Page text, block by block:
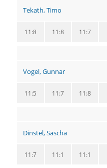
Tekath, Timo
11:7
11:8
11:8
Vogel, Gunnar
11:8
11:7
11:5
Dinstel, Sascha
11:1
11:1
11:7